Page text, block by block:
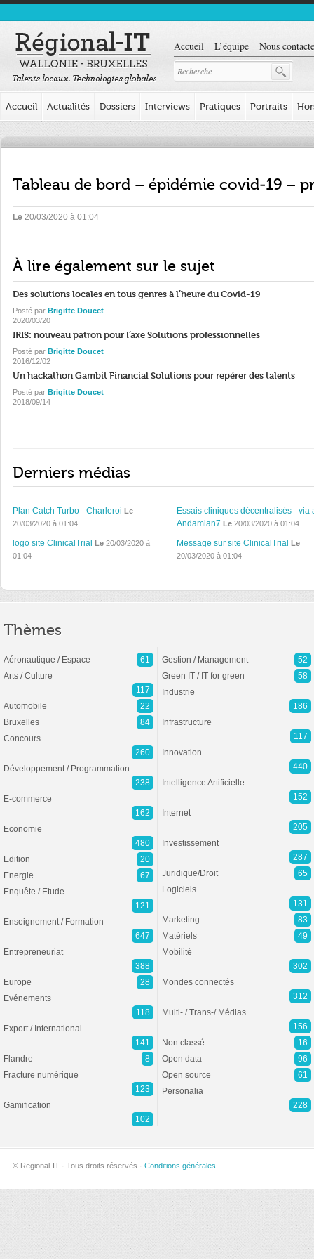
Accueil L’équipe Nous
Accueil Actualités Dossiers Interviews Pratiques Portraits
Tableau de bord – épidémie covid-19 –
Le 20/03/2020 à 01:04
À lire également sur le sujet
Des solutions locales en tous genres à l’heure du Covid-19
Posté par Brigitte Doucet
2020/03/20
IRIS: nouveau patron pour l’axe Solutions professionnelles
Posté par Brigitte Doucet
2016/12/02
Un hackathon Gambit Financial Solutions pour repérer des talents
Posté par Brigitte Doucet
2018/09/14
Derniers médias
Plan Catch Turbo - Charleroi Le
20/03/2020 à 01:04
Essais cliniques décentralisés - via
Andamlan7 Le20/03/2020 à 01:04
logo site ClinicalTrial Le 20/03/2020 à
01:04
Message sur site ClinicalTrial Le
20/03/2020 à 01:04
Thèmes
Aéronautique / Espace
61
Arts / Culture
117
Automobile
22
Bruxelles
84
Concours
260
Développement / Programmation
238
E-commerce
162
Economie
480
Edition
20
Energie
67
Enquête / Etude
121
Enseignement / Formation
647
Entrepreneuriat
388
Europe
28
Evénements
118
Export / International
141
Flandre
8
Fracture numérique
123
Gamification
102
Gestion / Management
52
Green IT / IT for green
58
Industrie
186
Infrastructure
117
Innovation
440
Intelligence Artificielle
152
Internet
205
Investissement
287
Juridique/Droit
65
Logiciels
131
Marketing
83
Matériels
49
Mobilité
302
Mondes connectés
312
Multi- / Trans-/ Médias
156
Non classé
16
Open data
96
Open source
61
Personalia
228
© Regional-IT · Tous droits réservés · Conditions générales